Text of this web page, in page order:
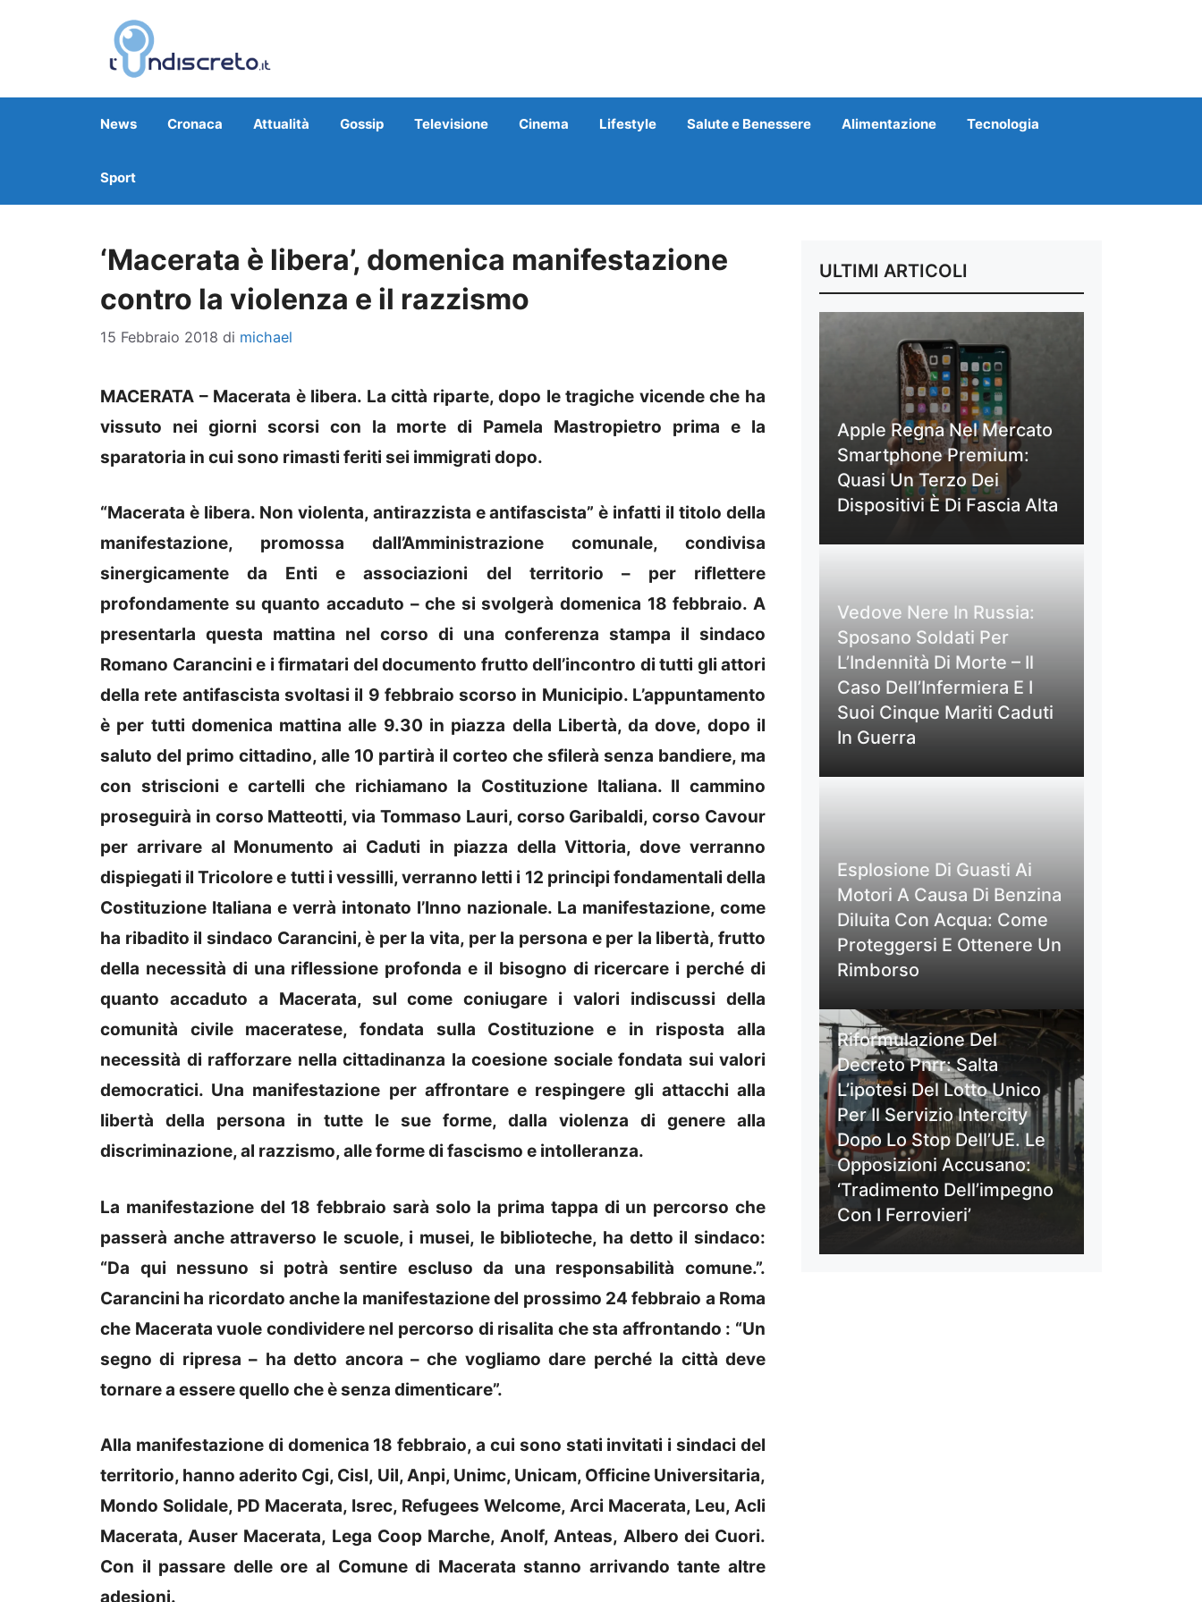
News Cronaca Attualità Gossip Televisione Cinema Lifestyle Salute e Benessere Alimentazione Tecnologia
Sport
‘Macerata è libera’, domenica manifestazione
contro la violenza e il razzismo
15 Febbraio 2018 di michael
MACERATA – Macerata è libera. La città riparte, dopo le tragiche vicende che ha
vissuto nei giorni scorsi con la morte di Pamela Mastropietro prima e la
sparatoria in cui sono rimasti feriti sei immigrati dopo.
“Macerata è libera. Non violenta, antirazzista e antifascista” è infatti il titolo della
manifestazione, promossa dall’Amministrazione comunale, condivisa
sinergicamente da Enti e associazioni del territorio – per riflettere
profondamente su quanto accaduto – che si svolgerà domenica 18 febbraio. A
presentarla questa mattina nel corso di una conferenza stampa il sindaco
Romano Carancini e i firmatari del documento frutto dell’incontro di tutti gli attori
della rete antifascista svoltasi il 9 febbraio scorso in Municipio. L’appuntamento
è per tutti domenica mattina alle 9.30 in piazza della Libertà, da dove, dopo il
saluto del primo cittadino, alle 10 partirà il corteo che sfilerà senza bandiere, ma
con striscioni e cartelli che richiamano la Costituzione Italiana. Il cammino
proseguirà in corso Matteotti, via Tommaso Lauri, corso Garibaldi, corso Cavour
per arrivare al Monumento ai Caduti in piazza della Vittoria, dove verranno
dispiegati il Tricolore e tutti i vessilli, verranno letti i 12 principi fondamentali della
Costituzione Italiana e verrà intonato l’Inno nazionale. La manifestazione, come
ha ribadito il sindaco Carancini, è per la vita, per la persona e per la libertà, frutto
della necessità di una riflessione profonda e il bisogno di ricercare i perché di
quanto accaduto a Macerata, sul come coniugare i valori indiscussi della
comunità civile maceratese, fondata sulla Costituzione e in risposta alla
necessità di rafforzare nella cittadinanza la coesione sociale fondata sui valori
democratici. Una manifestazione per affrontare e respingere gli attacchi alla
libertà della persona in tutte le sue forme, dalla violenza di genere alla
discriminazione, al razzismo, alle forme di fascismo e intolleranza.
La manifestazione del 18 febbraio sarà solo la prima tappa di un percorso che
passerà anche attraverso le scuole, i musei, le biblioteche, ha detto il sindaco:
“Da qui nessuno si potrà sentire escluso da una responsabilità comune.”.
Carancini ha ricordato anche la manifestazione del prossimo 24 febbraio a Roma
che Macerata vuole condividere nel percorso di risalita che sta affrontando : “Un
segno di ripresa – ha detto ancora – che vogliamo dare perché la città deve
tornare a essere quello che è senza dimenticare”.
Alla manifestazione di domenica 18 febbraio, a cui sono stati invitati i sindaci del
territorio, hanno aderito Cgi, Cisl, Uil, Anpi, Unimc, Unicam, Officine Universitaria,
Mondo Solidale, PD Macerata, Isrec, Refugees Welcome, Arci Macerata, Leu, Acli
Macerata, Auser Macerata, Lega Coop Marche, Anolf, Anteas, Albero dei Cuori.
Con il passare delle ore al Comune di Macerata stanno arrivando tante altre
adesioni.
ULTIMI ARTICOLI
Apple Regna Nel Mercato
Smartphone Premium:
Quasi Un Terzo Dei
Dispositivi È Di Fascia Alta
Vedove Nere In Russia:
Sposano Soldati Per
L’Indennità Di Morte – Il
Caso Dell’Infermiera E I
Suoi Cinque Mariti Caduti
In Guerra
Esplosione Di Guasti Ai
Motori A Causa Di Benzina
Diluita Con Acqua: Come
Proteggersi E Ottenere Un
Rimborso
Riformulazione Del
Decreto Pnrr: Salta
L’ipotesi Del Lotto Unico
Per Il Servizio Intercity
Dopo Lo Stop Dell’UE. Le
Opposizioni Accusano:
‘Tradimento Dell’impegno
Con I Ferrovieri’